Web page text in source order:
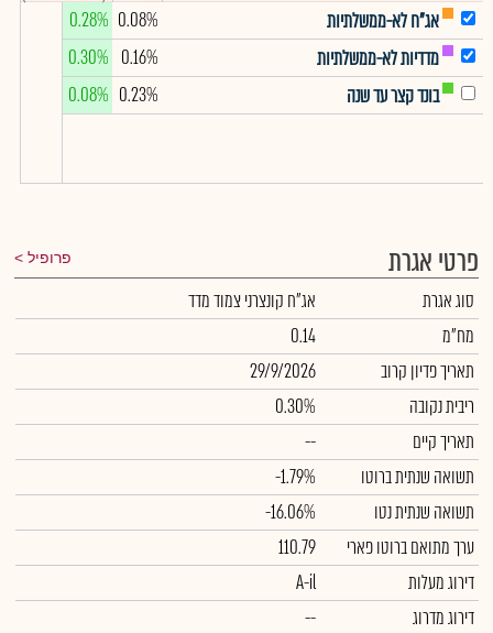
אג"ח לא-ממשלתיות
0.08%
0.28%
מדדיות לא-ממשלתיות
0.16%
0.30%
בונד קצר עד שנה
0.23%
0.08%
פרטי אגרת פרופיל
סוג אגרת
אג"ח קונצרני צמוד מדד
מח"מ
0.14
תאריך פדיון קרוב
29/9/2026
ריבית נקובה
0.30%
תאריך קיים
--
תשואה שנתית ברוטו
-1.79%
תשואה שנתית נטו
-16.06%
ערך מתואם ברוטו פארי
110.79
דירוג מעלות
A-il
דירוג מדרוג
--